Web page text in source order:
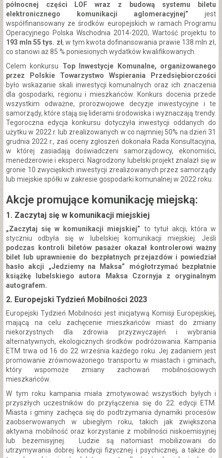
północnej części LOF wraz z budową systemu biletu
elektronicznego komunikacji aglomeracyjnej” jest
współfinansowany ze środków europejskich w ramach Programu
Operacyjnego Polska Wschodnia 2014-2020, Wartość projektu to
193 mln 55 tys. zł, w tym kwota dofinansowania prawie 138 mln zł,
co stanowi aż 85 % poniesionych wydatków kwalifikowanych.
Celem konkursu Top Inwestycje Komunalne, organizowanego
przez Polskie Towarzystwo Wspierania Przedsiębiorczości
było wskazanie skali inwestycji komunalnych oraz ich znaczenia
dla gospodarki, regionu i mieszkańców. Konkurs docenia przede
wszystkim odważne, prorozwojowe decyzje inwestycyjne i te
samorządy, które stają się liderami środowiska i wyznaczają trendy.
Tegoroczna edycja konkursu dotyczyła inwestycji oddanych do
użytku w 2022 r. lub zrealizowanych w co najmniej 50% na dzień 31
grudnia 2022 r., zaś oceny zgłoszeń dokonała Rada Konsultacyjna,
w której zasiadają doświadczeni samorządowcy, ekonomiści,
menedżerowie i eksperci. Nagrodzony lubelski projekt znalazł się w
gronie 10 zwycięskich inwestycji zrealizowanych przez samorządy
lub miejskie spółki w zakresie gospodarki komunalnej w 2022 roku.
Akcje promujące komunikację miejską:
1. Zaczytaj się w komunikacji miejskiej
„Zaczytaj się w komunikacji miejskiej” to tytuł akcji, która w
styczniu odbyła się w lubelskiej komunikacji miejskiej. Jeśli
podczas kontroli biletów pasażer okazał kontrolerowi ważny
bilet lub uprawnienie do bezpłatnych przejazdów i powiedział
hasło akcji „Jedziemy na Maksa” mógłotrzymać bezpłatnie
książkę lubelskiego autora Maksa Czornyja z oryginalnym
autografem.
2. Europejski Tydzień Mobilności 2023
Europejski Tydzień Mobilności jest inicjatywą Komisji Europejskiej,
mającą na celu zachęcenie mieszkańców miast do zmiany
niekorzystnych dla zdrowia przyzwyczajeń i wybrania
alternatywnych, ekologicznych środków podróżowania. Kampania
ETM trwa od 16 do 22 września każdego roku. Jej zadaniem jest
promowanie zrównoważonego transportu w miastach i gminach,
który wspomoże zmiany zachowań mobilnościowych
mieszkańców.
W tym roku kampania miała zmotywować wszystkich byłych i
przyszłych uczestników do przyłączenia się do 22. edycji ETM.
Miasta i gminy zachęca się do podtrzymania dynamiki procesów
zaobserwowanych w ubiegłym roku, takich jak zwiększona
aktywna mobilność oraz korzystanie z mobilności niskoemisyjnej
lub bezemisyjnej. Ludzie są natomiast mobilizowani do
utrzymywania dobrej kondycji fizycznej i psychicznej, a także do